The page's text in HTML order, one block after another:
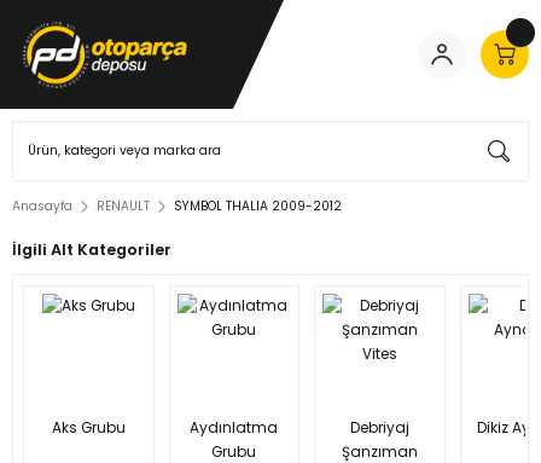
Anasayfa RENAULT SYMBOL THALIA 2009-2012
İlgili Alt Kategoriler
Aks Grubu
Aydınlatma
Grubu
Debriyaj
Şanzıman
Dikiz